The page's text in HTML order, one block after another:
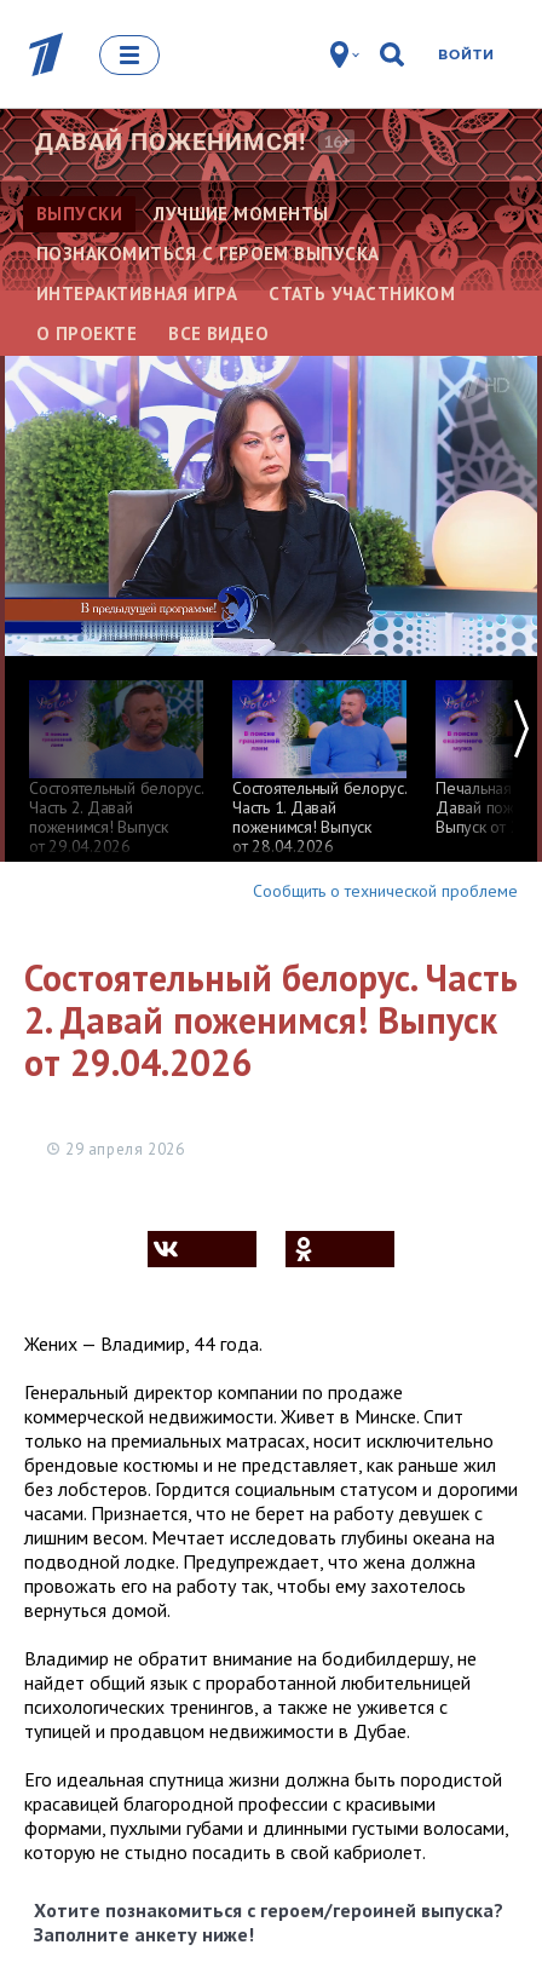
ВОЙТИ
ДАВАЙПОЖЕНИМСЯ! 16+
ВЫПУСКИ
ЛУЧШИЕ МОМЕНТЫ
ПОЗНАКОМИТЬСЯ С ГЕРОЕМ ВЫПУСКА
ИНТЕРАКТИВНАЯ ИГРА
СТАТЬ УЧАСТНИКОМ
О ПРОЕКТЕ
ВСЕ ВИДЕО
Состоятельный белорус.
Часть 2. Давай
поженимся! Выпуск
от 29.04.2026
Состоятельный белорус.
Часть 1. Давай
поженимся! Выпуск
от 28.04.2026
Печальная
Давай
Выпуск от
Сообщить о технической проблеме
Состоятельный белорус. Часть
2. Давай поженимся! Выпуск
от 29.04.2026
29 апреля 2026
Жених — Владимир, 44 года.
Генеральный директор компании по продаже
коммерческой недвижимости. Живет в Минске. Спит
только на премиальных матрасах, носит исключительно
брендовые костюмы и не представляет, как раньше жил
без лобстеров. Гордится социальным статусом и дорогими
часами. Признается, что не берет на работу девушек с
лишним весом. Мечтает исследовать глубины океана на
подводной лодке. Предупреждает, что жена должна
провожать его на работу так, чтобы ему захотелось
вернуться домой.
Владимир не обратит внимание на бодибилдершу, не
найдет общий язык с проработанной любительницей
психологических тренингов, а также не уживется с
тупицей и продавцом недвижимости в Дубае.
Его идеальная спутница жизни должна быть породистой
красавицей благородной профессии с красивыми
формами, пухлыми губами и длинными густыми волосами,
которую не стыдно посадить в свой кабриолет.
Хотите познакомиться с героем/героиней выпуска?
Заполните анкету ниже!